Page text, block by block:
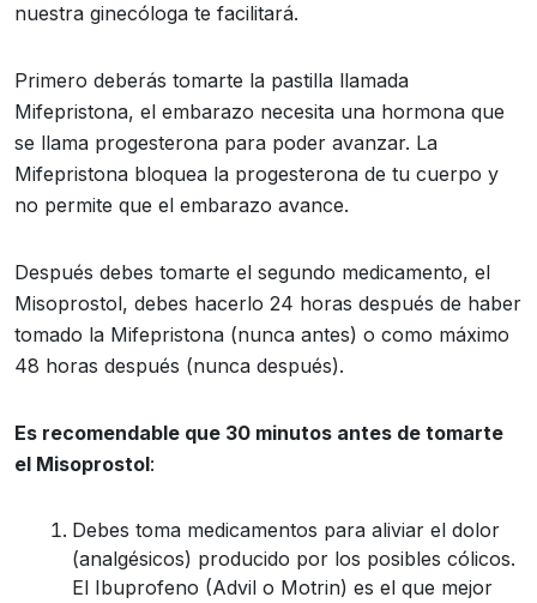
nuestra ginecóloga te facilitará.
Primero deberás tomarte la pastilla llamada
Mifepristona, el embarazo necesita una hormona que
se llama progesterona para poder avanzar. La
Mifepristona bloquea la progesterona de tu cuerpo y
no permite que el embarazo avance.
Después debes tomarte el segundo medicamento, el
Misoprostol, debes hacerlo 24 horas después de haber
tomado la Mifepristona (nunca antes) o como máximo
48 horas después (nunca después).
Es recomendable que 30 minutos antes de tomarte
el Misoprostol:
Debes toma medicamentos para aliviar el dolor
(analgésicos) producido por los posibles cólicos.
El Ibuprofeno (Advil o Motrin) es el que mejor